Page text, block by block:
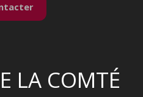
LA COMTÉ